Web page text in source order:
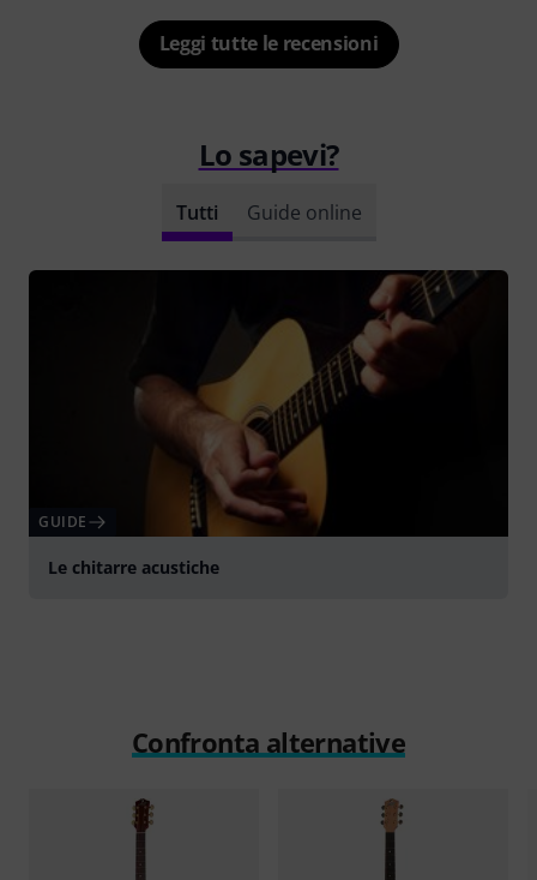
Leggi tutte le recensioni
Lo sapevi?
Tutti Guide online
GUIDE
Le chitarre acustiche
Confronta alternative